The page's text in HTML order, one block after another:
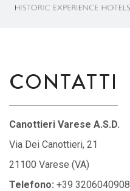
CONTATTI
Canottieri Varese A.S.D.
Via Dei Canottieri, 21
21100 Varese (VA)
Telefono: +39 3206040908